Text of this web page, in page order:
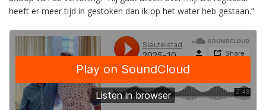
heeft er meer tijd in gestoken dan ik op het water heb gestaan.”